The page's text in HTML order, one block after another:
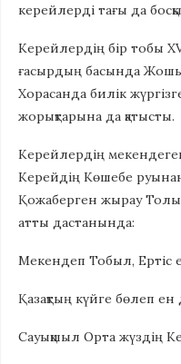
керейлерді тағы да
Керейлердің бір тобы
ғасырдың басында
Хорасанда билік
жорықтарына да қатысты.
Керейлердің
Керейдiң Көшебе руынан
Қожаберген жырау
атты дастанында:
Мекендеп Тобыл, Ертiс
Қазақтың күйге бөлеп
Сауықшыл Орта жүздiң